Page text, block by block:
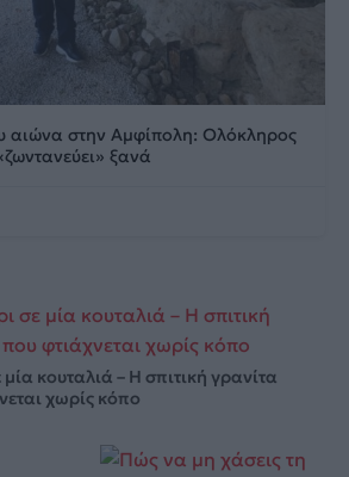
αιώνα στην Αμφίπολη: Ολόκληρος
ξανά
κουταλιά – Η σπιτική γρανίτα
χωρίς κόπο